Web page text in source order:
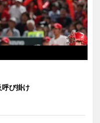
呼び掛け